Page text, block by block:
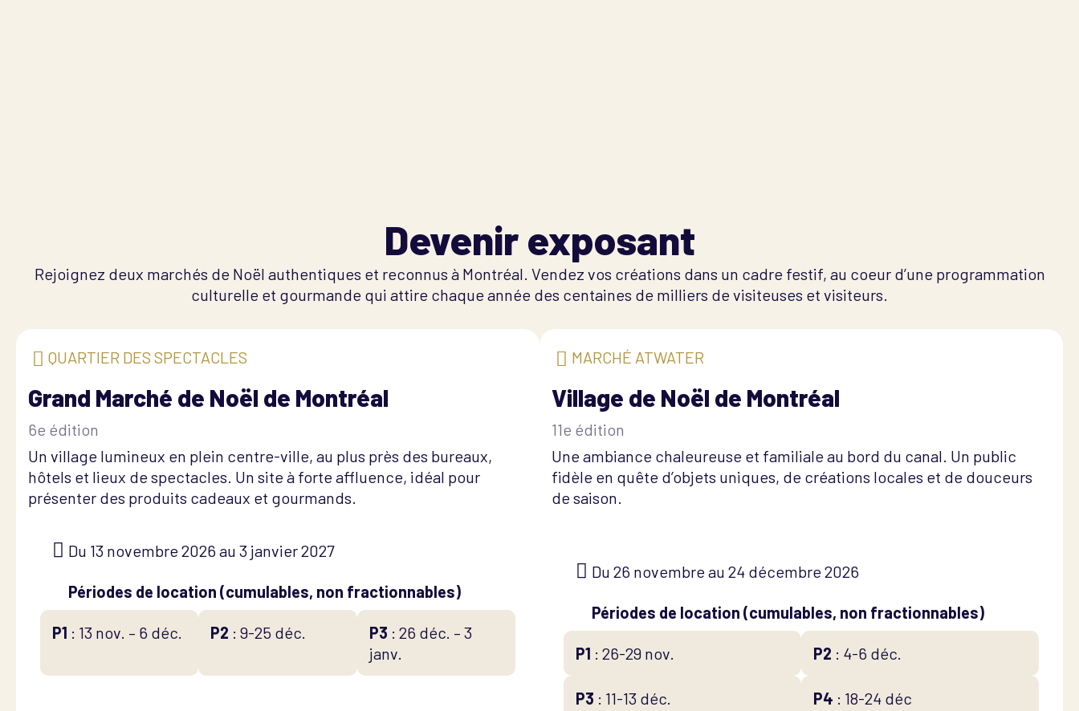
Devenir exposant
Rejoignez deux marchés de Noël authentiques et reconnus à Montréal. Vendez vos créations dans un cadre festif, au coeur d’une programmation
culturelle et gourmande qui attire chaque année des centaines de milliers de visiteuses et visiteurs.
QUARTIER DES SPECTACLES
Grand Marché de Noël de Montréal
6e édition
Un village lumineux en plein centre-ville, au plus près des bureaux,
hôtels et lieux de spectacles. Un site à forte affluence, idéal pour
présenter des produits cadeaux et gourmands.
Du 13 novembre 2026 au 3 janvier 2027
Périodes de location (cumulables, non fractionnables)
P1 : 13 nov. – 6 déc. P2 : 9-25 déc. P3 : 26 déc. – 3
janv.
MARCHÉ ATWATER
Village de Noël de Montréal
11e édition
Une ambiance chaleureuse et familiale au bord du canal. Un public
fidèle en quête d’objets uniques, de créations locales et de douceurs
de saison.
Du 26 novembre au 24 décembre 2026
Périodes de location (cumulables, non fractionnables)
P1 : 26-29 nov. P2 : 4-6 déc.
P3 : 11-13 déc. P4 : 18-24 déc